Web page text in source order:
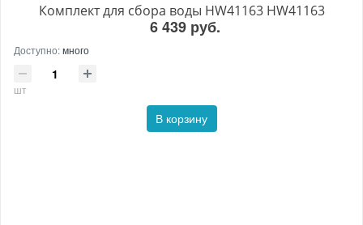
Комплект для сбора воды HW41163 HW41163
6 439 руб.
Доступно:много
шт
В корзину